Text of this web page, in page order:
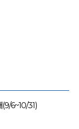
6~10/31)